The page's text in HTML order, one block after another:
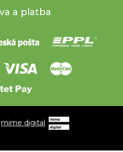
a platba
mime digital